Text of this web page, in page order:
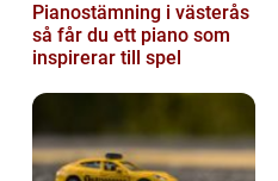
Pianostämning i västerås
så får du ett piano som
inspirerar till spel